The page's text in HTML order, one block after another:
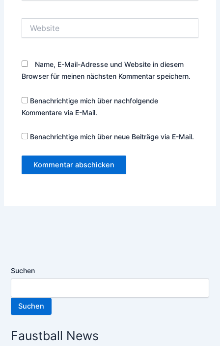
Name, E-Mail-Adresse und Website in diesem
Browser für meinen nächsten Kommentar speichern.
Benachrichtige mich über nachfolgende
Kommentare via E-Mail.
Benachrichtige mich über neue Beiträge via E-Mail.
Suchen
Suchen
Faustball News